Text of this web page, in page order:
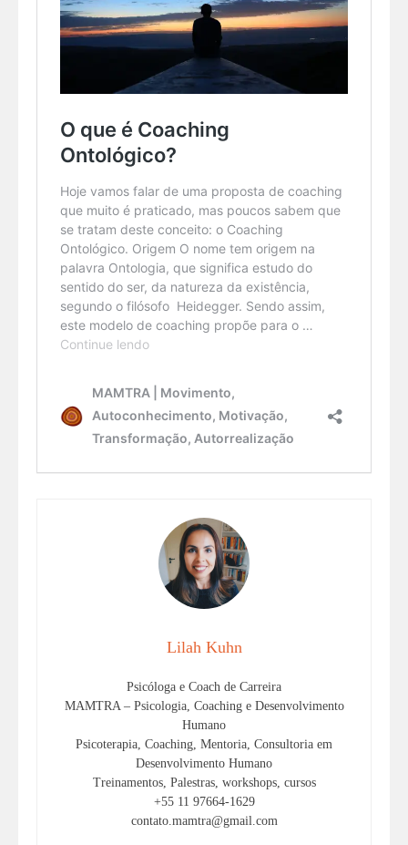
Lilah Kuhn
Psicóloga e Coach de Carreira
MAMTRA – Psicologia, Coaching e Desenvolvimento
Humano
Psicoterapia, Coaching, Mentoria, Consultoria em
Desenvolvimento Humano
Treinamentos, Palestras, workshops, cursos
+55 11 97664-1629
contato.mamtra@gmail.com